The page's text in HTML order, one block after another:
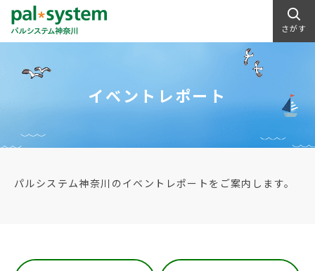
さがす
イベントレポート
パルシステム神奈川のイベントレポートをご案内します。